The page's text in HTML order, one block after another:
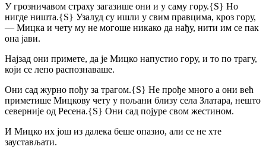
У грозничавом страху загазише они и у саму гору.{S} Но
нигде ништа.{S} Узалуд су ишли у свим правцима, кроз гору,
— Мицка и чету му не могоше никако да нађу, нити им се пак
она јави.
Најзад они примете, да је Мицко напустио гору, и то по трагу,
који се лепо распознаваше.
Они сад журно пођу за трагом.{S} Не прође много а они већ
приметише Мицкову чету у пољани близу села Златара, нешто
северније од Ресена.{S} Они сад појуре свом жестином.
И Мицко их још из далека беше опазио, али се не хте
заустављати.